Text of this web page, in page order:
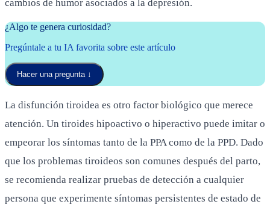
cambios de humor asociados a la depresión.
¿Algo te genera curiosidad?
Pregúntale a tu IA favorita sobre este artículo
Hacer una pregunta ↓
La disfunción tiroidea es otro factor biológico que merece
atención. Un tiroides hipoactivo o hiperactivo puede imitar o
empeorar los síntomas tanto de la PPA como de la PPD. Dado
que los problemas tiroideos son comunes después del parto,
se recomienda realizar pruebas de detección a cualquier
persona que experimente síntomas persistentes de estado de